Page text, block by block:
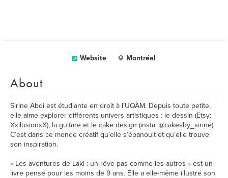
Website Montréal
About
Sirine Abdi est étudiante en droit à l’UQÀM. Depuis toute petite,
elle aime explorer différents univers artistiques : le dessin (Etsy:
XxilusionxX), la guitare et le cake design (insta: @cakesby_sirine).
C’est dans ce monde créatif qu’elle s’épanouit et qu’elle trouve
son inspiration.
« Les aventures de Laki : un rêve pas comme les autres » est un
livre pensé pour les moins de 9 ans. Elle a elle-même illustré son